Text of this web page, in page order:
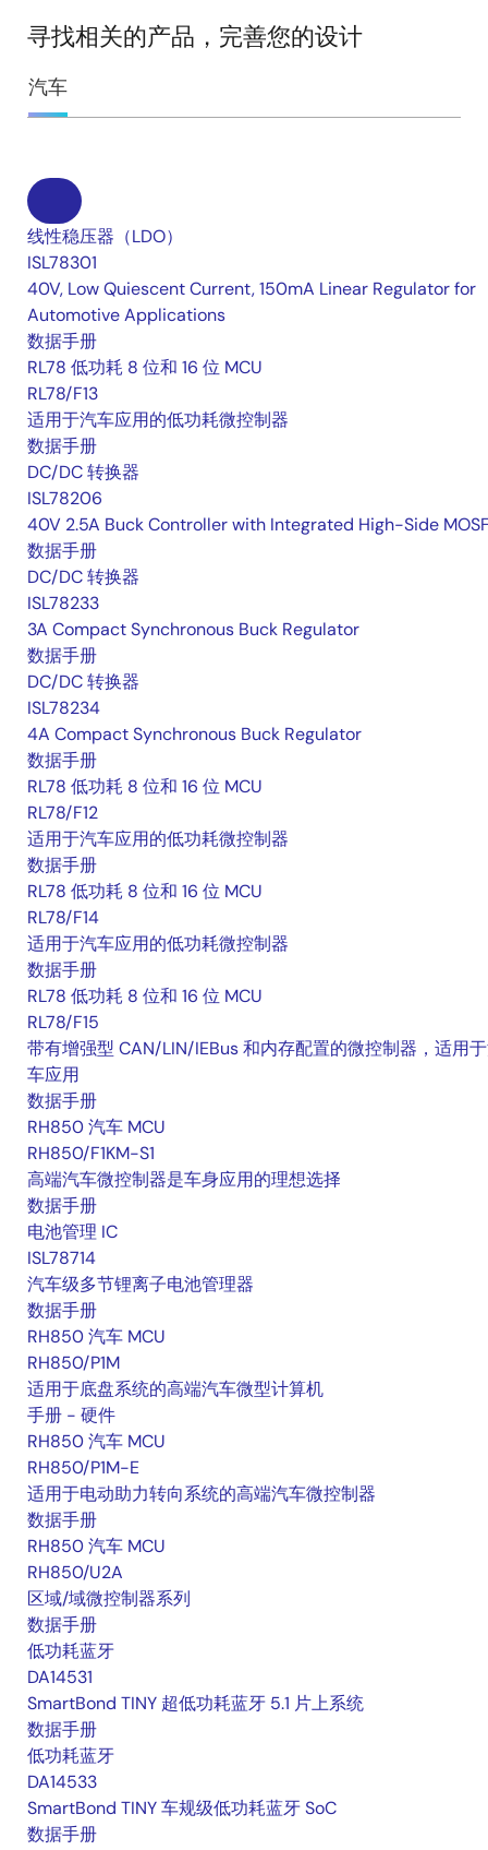
寻找相关的产品，完善您的设计
汽车
线性稳压器（LDO）
ISL78301
40V, Low Quiescent Current, 150mA Linear Regulator for
Automotive Applications
数据手册
RL78 低功耗 8 位和 16 位 MCU
RL78/F13
适用于汽车应用的低功耗微控制器
数据手册
DC/DC 转换器
ISL78206
40V 2.5A Buck Controller with Integrated High-Side
数据手册
DC/DC 转换器
ISL78233
3A Compact Synchronous Buck Regulator
数据手册
DC/DC 转换器
ISL78234
4A Compact Synchronous Buck Regulator
数据手册
RL78 低功耗 8 位和 16 位 MCU
RL78/F12
适用于汽车应用的低功耗微控制器
数据手册
RL78 低功耗 8 位和 16 位 MCU
RL78/F14
适用于汽车应用的低功耗微控制器
数据手册
RL78 低功耗 8 位和 16 位 MCU
RL78/F15
带有增强型 CAN/LIN/IEBus 和内存配置的微控制器，适用
车应用
数据手册
RH850 汽车 MCU
RH850/F1KM-S1
高端汽车微控制器是车身应用的理想选择
数据手册
电池管理 IC
ISL78714
汽车级多节锂离子电池管理器
数据手册
RH850 汽车 MCU
RH850/P1M
适用于底盘系统的高端汽车微型计算机
手册 - 硬件
RH850 汽车 MCU
RH850/P1M-E
适用于电动助力转向系统的高端汽车微控制器
数据手册
RH850 汽车 MCU
RH850/U2A
区域/域微控制器系列
数据手册
低功耗蓝牙
DA14531
SmartBond TINY 超低功耗蓝牙 5.1 片上系统
数据手册
低功耗蓝牙
DA14533
SmartBond TINY 车规级低功耗蓝牙 SoC
数据手册